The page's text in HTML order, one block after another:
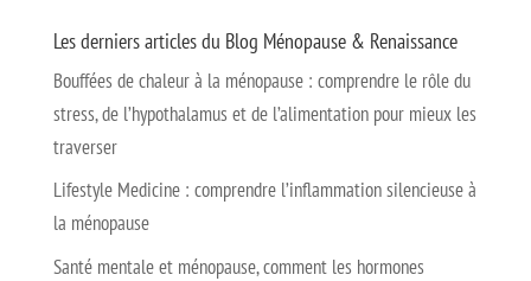
Les derniers articles du Blog Ménopause & Renaissance
Bouffées de chaleur à la ménopause : comprendre le rôle du
stress, de l’hypothalamus et de l’alimentation pour mieux les
traverser
Lifestyle Medicine : comprendre l’inflammation silencieuse à
la ménopause
Santé mentale et ménopause, comment les hormones